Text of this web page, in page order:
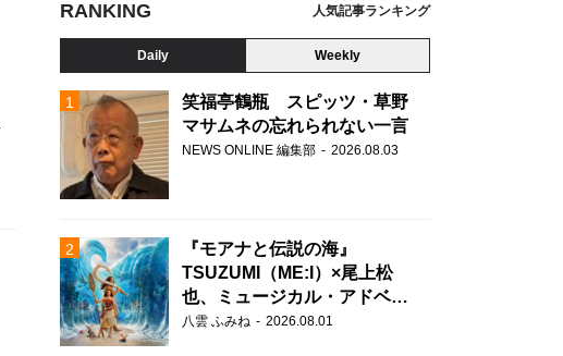
RANKING 人気記事ランキング
Daily Weekly
笑福亭鶴瓶 スピッツ・草野
マサムネの忘れられない一言
NEWS ONLINE 編集部 2026.08.03
『モアナと伝説の海』
TSUZUMI（ME:I）×尾上松
也、ミュージカル・アドベン
チャーで美声を響かせる
八雲 ふみね 2026.08.01